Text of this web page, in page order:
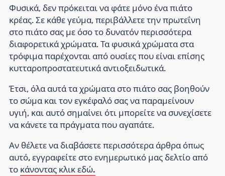
Φυσικά, δεν πρόκειται να φάτε μόνο ένα πιάτο
κρέας. Σε κάθε γεύμα, περιβάλλετε την πρωτεΐνη
στο πιάτο σας με όσο το δυνατόν περισσότερα
διαφορετικά χρώματα. Τα φυσικά χρώματα στα
τρόφιμα παρέχονται από ουσίες που είναι επίσης
κυτταροπροστατευτικά αντιοξειδωτικά.
Έτσι, όλα αυτά τα χρώματα στο πιάτο σας βοηθούν
το σώμα και τον εγκέφαλό σας να παραμείνουν
υγιή, και αυτό σημαίνει ότι μπορείτε να συνεχίσετε
να κάνετε τα πράγματα που αγαπάτε.
Αν θέλετε να διαβάσετε περισσότερα άρθρα όπως
αυτό, εγγραφείτε στο ενημερωτικό μας δελτίο από
το κάνοντας κλικ εδώ.